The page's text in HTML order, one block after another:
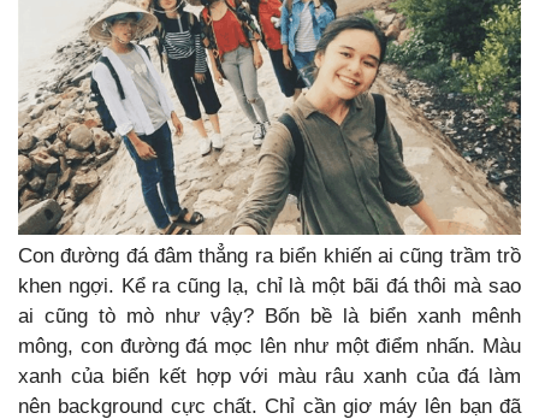
Con đường đá đâm thẳng ra biển khiến ai cũng trầm trồ
khen ngợi. Kể ra cũng lạ, chỉ là một bãi đá thôi mà sao
ai cũng tò mò như vậy? Bốn bề là biển xanh mênh
mông, con đường đá mọc lên như một điểm nhấn. Màu
xanh của biển kết hợp với màu râu xanh của đá làm
nên background cực chất. Chỉ cần giơ máy lên bạn đã